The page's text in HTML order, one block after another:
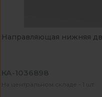
Направляющая нижняя
КА-1036898
На центральном складе - 1 шт